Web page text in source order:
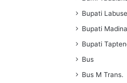
Bupati
Bupati
Bupati
Bus
Bus M Trans.